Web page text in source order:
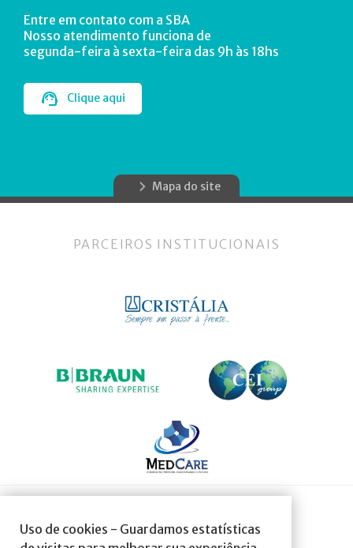
Uso de cookies - Guardamos estatísticas
Entre em contato com a SBA
Nosso atendimento funciona de
segunda-feira à sexta-feira das 9h às 18hs
Clique aqui
Mapa do site
PARCEIROS INSTITUCIONAIS
SOCIEDADE AFILIADA À: